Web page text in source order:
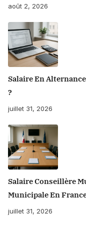
août 2, 2026
Salaire En
?
juillet 31, 2026
Salaire Conseillère
Municipale En
juillet 31, 2026